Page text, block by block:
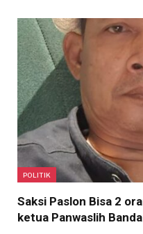
POLITIK
Saksi Paslon Bisa 2
ketua Panwaslih